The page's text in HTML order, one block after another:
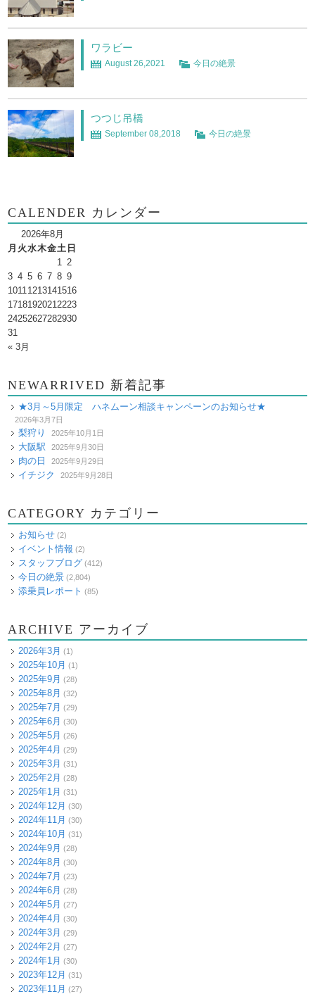
ワラビー
August 26,2021 今日の絶景
つつじ吊橋
September 08,2018 今日の絶景
CALENDER カレンダー
2026年8月
月 火水木金土 日
1
2
3 4 5 6 7 8 9
1011 1213141516
1718192021 2223
24252627282930
31
« 3月
NEWARRIVED 新着記事
★3月～5月限定 ハネムーン相談キャンペーンのお知らせ★
2026年3月7日
梨狩り 2025年10月1日
大阪駅 2025年9月30日
肉の日 2025年9月29日
イチジク 2025年9月28日
CATEGORY カテゴリー
お知らせ (2)
イベント情報 (2)
スタッフブログ (412)
今日の絶景 (2,804)
添乗員レポート (85)
ARCHIVE アーカイブ
2026年3月 (1)
2025年10月 (1)
2025年9月 (28)
2025年8月 (32)
2025年7月 (29)
2025年6月 (30)
2025年5月 (26)
2025年4月 (29)
2025年3月 (31)
2025年2月 (28)
2025年1月 (31)
2024年12月 (30)
2024年11月 (30)
2024年10月 (31)
2024年9月 (28)
2024年8月 (30)
2024年7月 (23)
2024年6月 (28)
2024年5月 (27)
2024年4月 (30)
2024年3月 (29)
2024年2月 (27)
2024年1月 (30)
2023年12月 (31)
2023年11月 (27)